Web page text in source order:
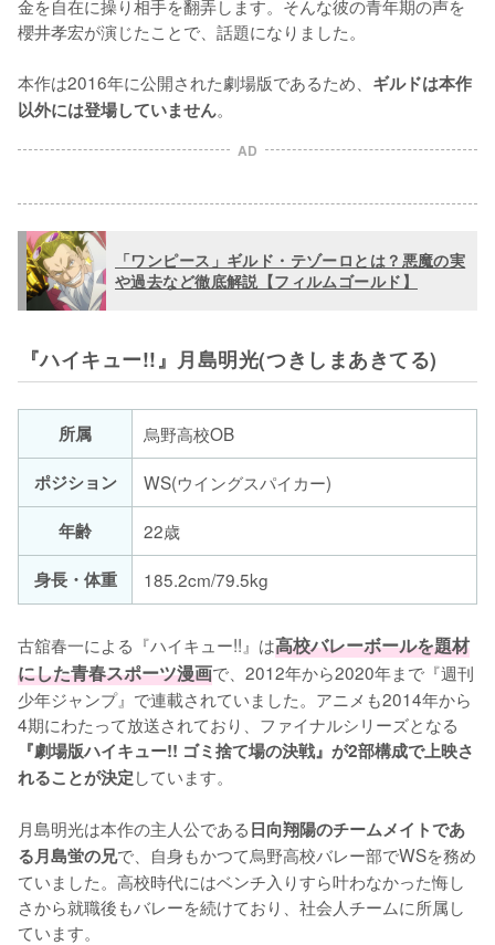
金を自在に操り相手を翻弄します。そんな彼の青年期の声を
櫻井孝宏が演じたことで、話題になりました。
本作は2016年に公開された劇場版であるため、 ギルドは本作
以外には登場していません。
AD
「ワンピース」ギルド・テゾーロとは？悪魔の実
や過去など徹底解説【フィルムゴールド】
『ハイキュー!!』月島明光(つきしまあきてる)
所属
烏野高校OB
ポジション
WS(ウイングスパイカー)
年齢
22歳
身長・体重
185.2cm/79.5kg
古舘春一による『ハイキュー!!』は高校バレーボールを題材
にした青春スポーツ漫画で、2012年から2020年まで『週刊
少年ジャンプ』で連載されていました。アニメも2014年から
4期にわたって放送されており、ファイナルシリーズとなる
『劇場版ハイキュー!! ゴミ捨て場の決戦』が2部構成で上映さ
れることが決定しています。
月島明光は本作の主人公である日向翔陽のチームメイトであ
る月島蛍の兄で、自身もかつて烏野高校バレー部でWSを務め
ていました。高校時代にはベンチ入りすら叶わなかった悔し
さから就職後もバレーを続けており、社会人チームに所属し
ています。